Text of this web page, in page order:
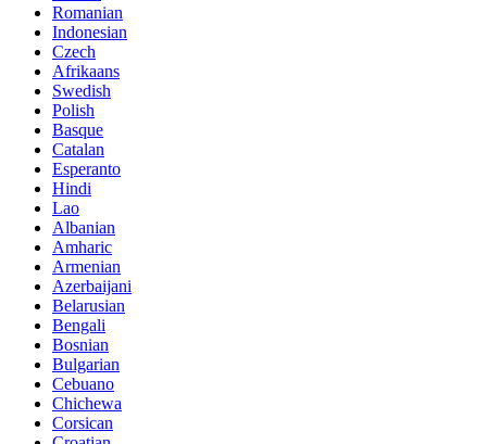
Romanian
Indonesian
Czech
Afrikaans
Swedish
Polish
Basque
Catalan
Esperanto
Hindi
Lao
Albanian
Amharic
Armenian
Azerbaijani
Belarusian
Bengali
Bosnian
Bulgarian
Cebuano
Chichewa
Corsican